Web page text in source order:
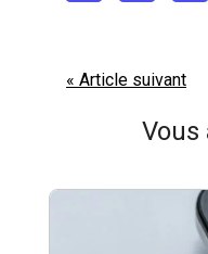
« Article suivant
Vous